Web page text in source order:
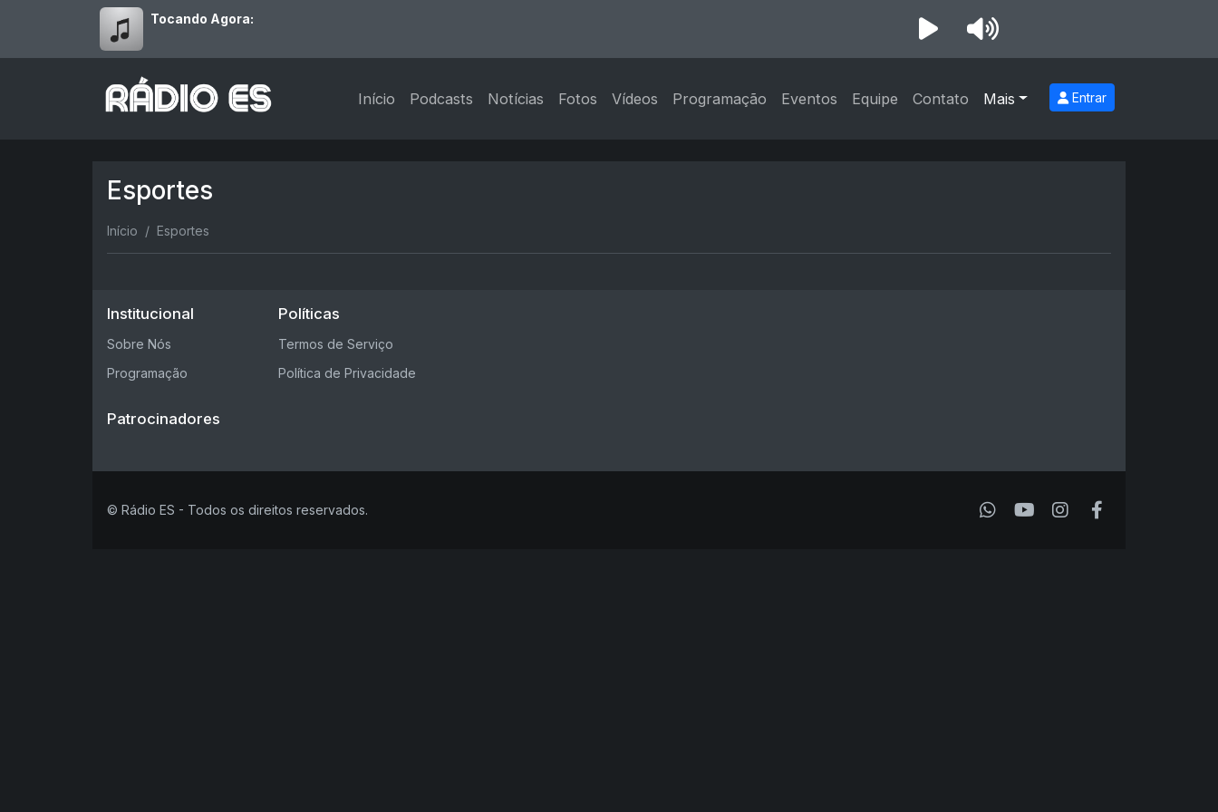
Tocando Agora:
Início Podcasts Notícias Fotos Vídeos Programação Eventos Equipe Contato Mais Entrar
Esportes
Início Esportes
Institucional
Sobre Nós
Programação
Políticas
Termos de Serviço
Política de Privacidade
Patrocinadores
© Rádio ES - Todos os direitos reservados.